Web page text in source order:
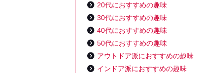
20代におすすめの趣味
30代におすすめの趣味
40代におすすめの趣味
50代におすすめの趣味
アウトドア派におすすめの趣味
インドア派におすすめの趣味